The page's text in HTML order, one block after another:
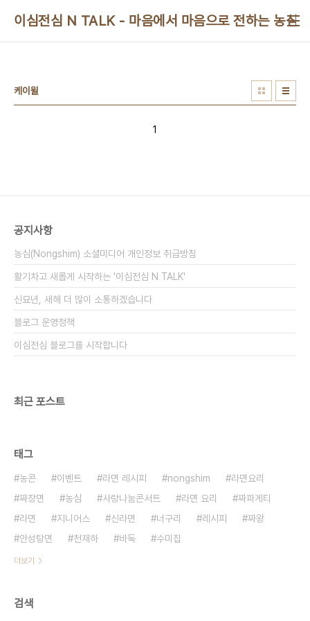
이심전심 N TALK - 마음에서 마음으로 전하는 농심
케이윌
1
공지사항
농심(Nongshim) 소셜미디어 개인정보 취급방침
활기차고 새롭게 시작하는 '이심전심 N TALK'
신묘년, 새해 더 많이 소통하겠습니다
블로그 운영정책
이심전심 블로그를 시작합니다
최근 포스트
태그
농콘 이벤트 라면 레시피 nongshim
라면요리
짜장면
농심 사랑나눔콘서트 라면 요리
짜파게티
라면
지니어스 신라면 너구리 레시피
짜왕
안성탕면
천재하 바둑 수미칩
더보기
검색